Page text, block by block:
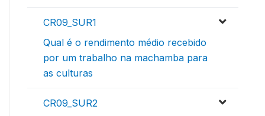
CR09_SUR1
Qual é o rendimento médio recebido
por um trabalho na machamba para
as culturas
CR09_SUR2